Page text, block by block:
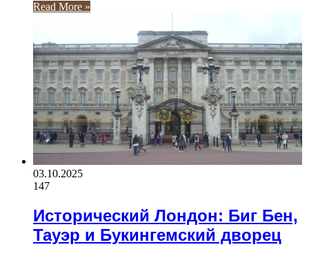
Read More »
03.10.2025
147
Исторический Лондон: Биг Бен,
Тауэр и Букингемский дворец